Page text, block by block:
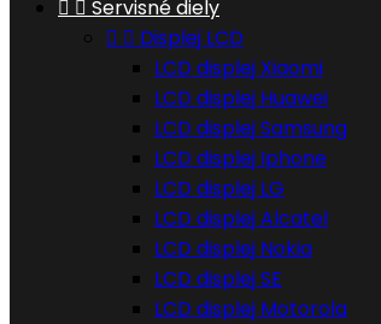
  Servisné diely
  Displej LCD
LCD displej Xiaomi
LCD displej Huawei
LCD displej Samsung
LCD displej Iphone
LCD displej LG
LCD displej Alcatel
LCD displej Nokia
LCD displej SE
LCD displej Motorola